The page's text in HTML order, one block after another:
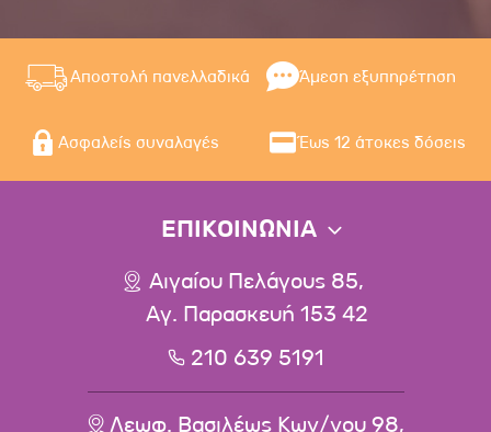
Αποστολή πανελλαδικά Άμεση εξυπηρέτηση
Ασφαλείς συναλαγές Έως 12 άτοκες δόσεις
ΕΠΙΚΟΙΝΩΝΙΑ
Αιγαίου Πελάγους 85,
Αγ. Παρασκευή 153 42
210 639 5191
Λεωφ. Βασιλέως Κων/νου 98,